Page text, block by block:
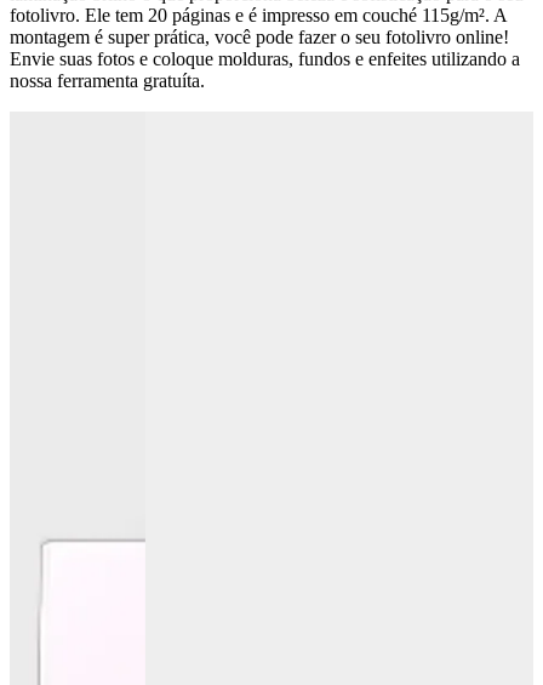
fotolivro. Ele tem 20 páginas e é impresso em couché 115g/m². A
montagem é super prática, você pode fazer o seu fotolivro online!
Envie suas fotos e coloque molduras, fundos e enfeites utilizando a
nossa ferramenta gratuíta.